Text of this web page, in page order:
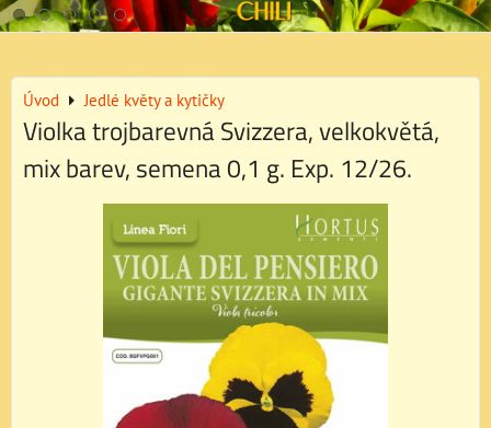
Úvod Jedlé květy a kytičky
Violka trojbarevná Svizzera, velkokvětá,
mix barev, semena 0,1 g. Exp. 12/26.